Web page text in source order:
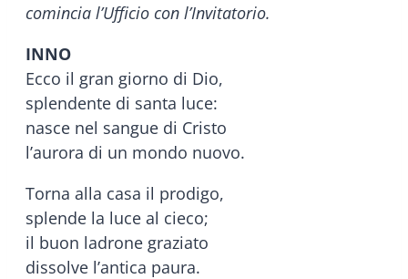
comincia l’Ufficio con l’Invitatorio.
INNO
Ecco il gran giorno di Dio,
splendente di santa luce:
nasce nel sangue di Cristo
l’aurora di un mondo nuovo.
Torna alla casa il prodigo,
splende la luce al cieco;
il buon ladrone graziato
dissolve l’antica paura.